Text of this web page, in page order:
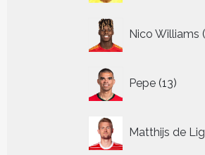
Nico Williams
Pepe 13
Matthijs de